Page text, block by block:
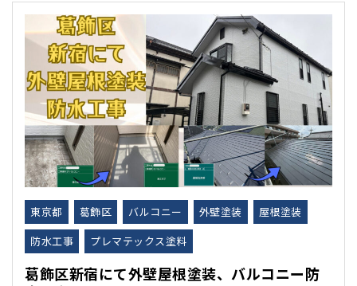
東京都 葛飾区 バルコニー 外壁塗装
屋根塗装
防水工事
プレマテックス塗料
葛飾区新宿にて外壁屋根塗装、バルコニー防